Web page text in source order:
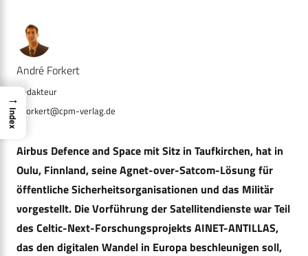
André Forkert
a.forkert@cpm-verlag.de
Airbus Defence and Space mit Sitz in Taufkirchen, hat in
Oulu, Finnland, seine Agnet-over-Satcom-Lösung für
öffentliche Sicherheitsorganisationen und das Militär
vorgestellt. Die Vorführung der Satellitendienste war Teil
des Celtic-Next-Forschungsprojekts AINET-ANTILLAS,
das den digitalen Wandel in Europa beschleunigen soll,
→
Index